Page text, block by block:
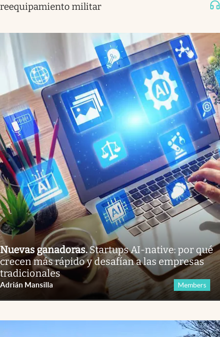
reequipamiento militar
Nuevas ganadoras.Startups AI-native: por qué
crecen más rápido y desafían a las empresas
tradicionales
Adrián Mansilla Members